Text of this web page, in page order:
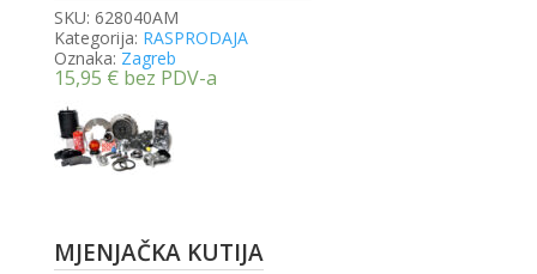
SKU: 628040AM
Kategorija: RASPRODAJA
Oznaka: Zagreb
15,95 € bez PDV-a
MJENJAČKA KUTIJA